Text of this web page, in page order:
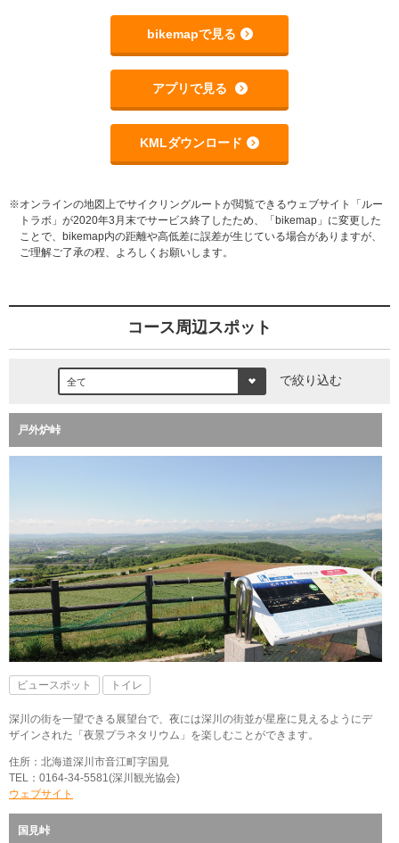
bikemapで見る
アプリで見る
KMLダウンロード
※オンラインの地図上でサイクリングルートが閲覧できるウェブサイト「ルー
トラボ」が2020年3月末でサービス終了したため、「bikemap」に変更した
ことで、bikemap内の距離や高低差に誤差が生じている場合がありますが、
ご理解ご了承の程、よろしくお願いします。
コース周辺スポット
で絞り込む
戸外炉峠
ビュースポット トイレ
深川の街を一望できる展望台で、夜には深川の街並が星座に見えるようにデ
ザインされた「夜景プラネタリウム」を楽しむことができます。
住所：北海道深川市音江町字国見
TEL：0164-34-5581(深川観光協会)
ウェブサイト
国見峠